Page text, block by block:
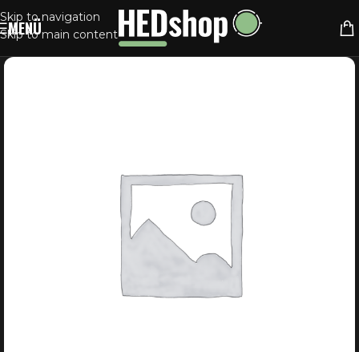
Skip to navigation
Skip to main content
MENÜ